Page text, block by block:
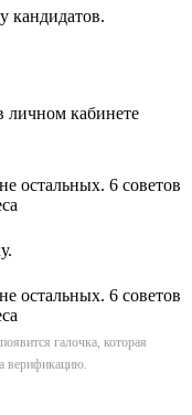
кандидатов.
личном кабинете
галочка, которая
верификацию.